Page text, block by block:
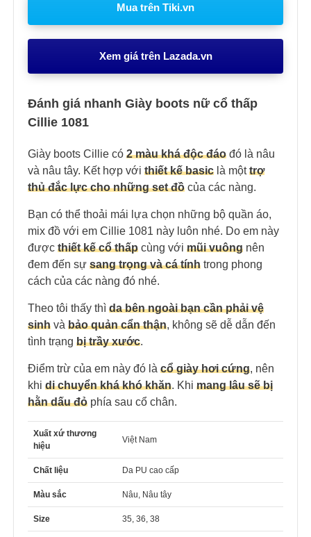
Mua trên Tiki.vn
Xem giá trên Lazada.vn
Đánh giá nhanh Giày boots nữ cổ thấp
Cillie 1081
Giày boots Cillie có 2 màu khá độc đáo đó là nâu
và nâu tây. Kết hợp với thiết kế basic là mộttrợ
thủ đắc lực cho những set đồ của các nàng.
Bạn có thể thoải mái lựa chọn những bộ quần áo,
mix đồ với em Cillie 1081 này luôn nhé. Do em này
được thiết kế cổ thấp cùng với mũi vuông nên
đem đến sự sang trọng và cá tính trong phong
cách của các nàng đó nhé.
Theo tôi thấy thì da bên ngoài bạn cần phải vệ
sinh và bảo quản cẩn thận, không sẽ dễ dẫn đến
tình trạng bị trầy xước.
Điểm trừ của em này đó là cổ giày hơi cứng, nên
khi di chuyển khá khó khăn. Khi mang lâu sẽ bị
hằn dấu đỏ phía sau cổ chân.
Xuất xứ thương
hiệu
Việt Nam
Chất liệu Da PU cao cấp
Màu sắc Nâu, Nâu tây
Size 35, 36, 38